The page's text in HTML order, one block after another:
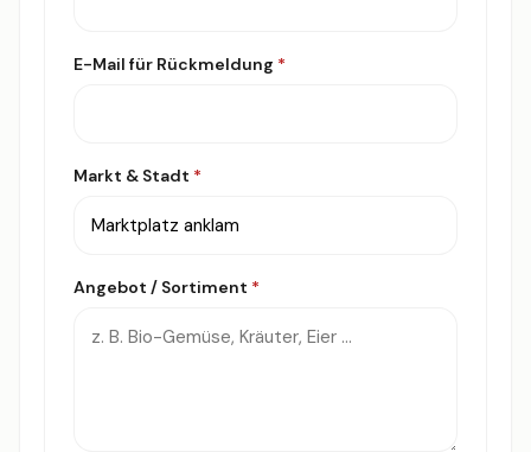
E-Mail für Rückmeldung *
Markt & Stadt *
Angebot / Sortiment *